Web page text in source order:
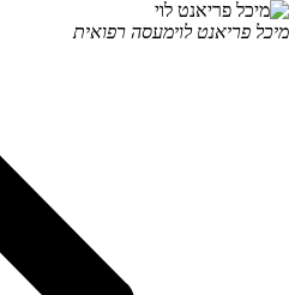
מיכל פריאנט לוימעסה רפואית